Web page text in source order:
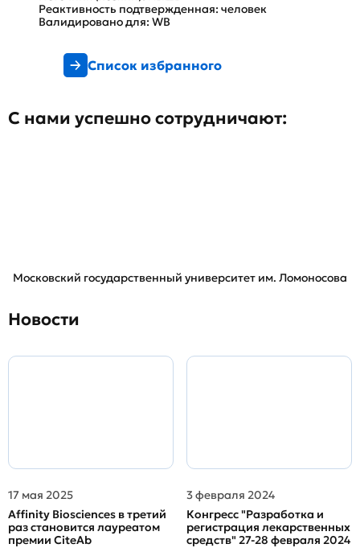
Реактивность подтвержденная: человек
Валидировано для: WB
Список избранного
С нами успешно сотрудничают:
Московский государственный университет им. Ломоносова
Новости
17 мая 2025
Affinity Biosciences в третий
раз становится лауреатом
премии CiteAb
3 февраля 2024
Конгресс "Разработка и
регистрация лекарственных
средств" 27-28 февраля 2024